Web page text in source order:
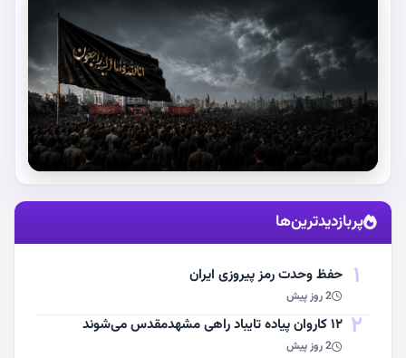
استقبال از آقای شهید ایران
مشاهده اخبار
پربازدیدترین‌ها
1 حفظ وحدت رمز پیروزی ایران
2 روز پیش
2 ۱۲ کاروان پیاده تایباد راهی مشهدمقدس می‌شوند
2 روز پیش